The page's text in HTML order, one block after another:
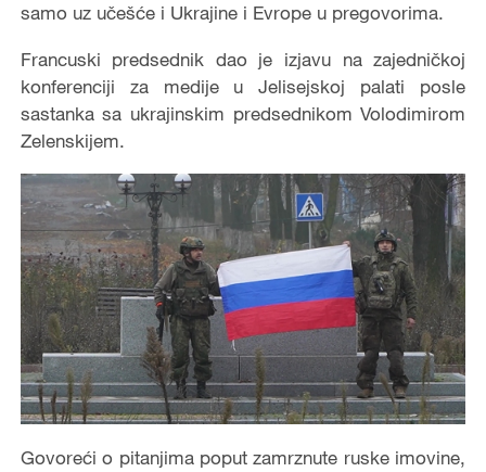
samo uz učešće i Ukrajine i Evrope u pregovorima.
Francuski predsednik dao je izjavu na zajedničkoj
konferenciji za medije u Jelisejskoj palati posle
sastanka sa ukrajinskim predsednikom Volodimirom
Zelenskijem.
Govoreći o pitanjima poput zamrznute ruske imovine,